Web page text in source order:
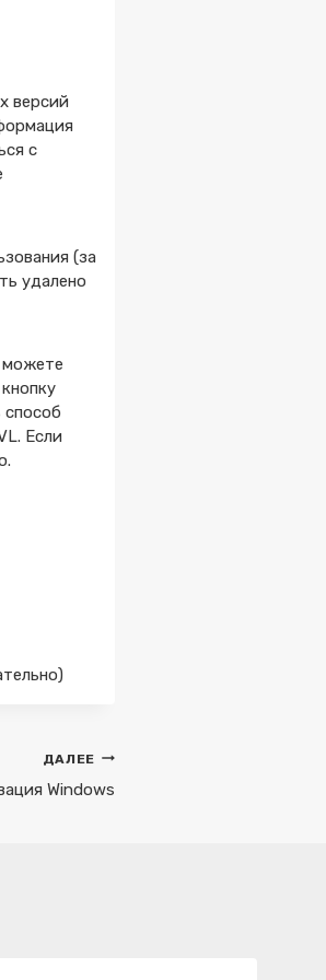
версий
с
(за
удалено
можете
способ
Если
ДАЛЕЕ
Windows